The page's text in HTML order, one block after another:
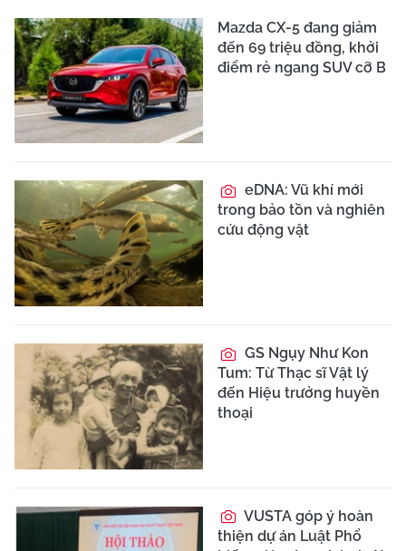
Mazda CX-5 đang giảm
đến 69 triệu đồng, khởi
điểm rẻ ngang SUV cỡ B
eDNA: Vũ khí mới
trong bảo tồn và nghiên
cứu động vật
GS Ngụy Như Kon
Tum: Từ Thạc sĩ Vật lý
đến Hiệu trưởng huyền
thoại
VUSTA góp ý hoàn
thiện dự án Luật Phổ